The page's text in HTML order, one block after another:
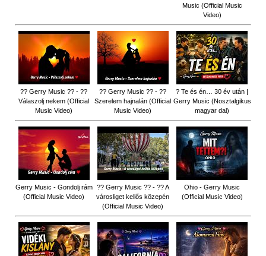
Music (Official Music
Video)
?? Gerry Music ?? - ??
Válaszolj nekem (Official
Music Video)
?? Gerry Music ?? - ??
Szerelem hajnalán (Official
Music Video)
? Te és én… 30 év után |
Gerry Music (Nosztalgikus
magyar dal)
Gerry Music - Gondolj rám
(Official Music Video)
?? Gerry Music ?? - ?? A
városliget kellős közepén
(Official Music Video)
Ohio - Gerry Music
(Official Music Video)